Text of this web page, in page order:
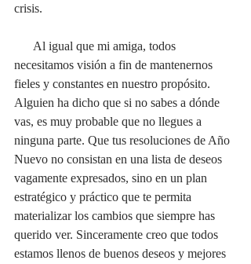
crisis.
necesitamos visión a fin de mantenernos
fieles y constantes en nuestro propósito.
Alguien ha dicho que si no sabes a dónde
vas, es muy probable que no llegues a
ninguna parte. Que tus resoluciones de Año
Nuevo no consistan en una lista de deseos
vagamente expresados, sino en un plan
estratégico y práctico que te permita
materializar los cambios que siempre has
querido ver. Sinceramente creo que todos
estamos llenos de buenos deseos y mejores